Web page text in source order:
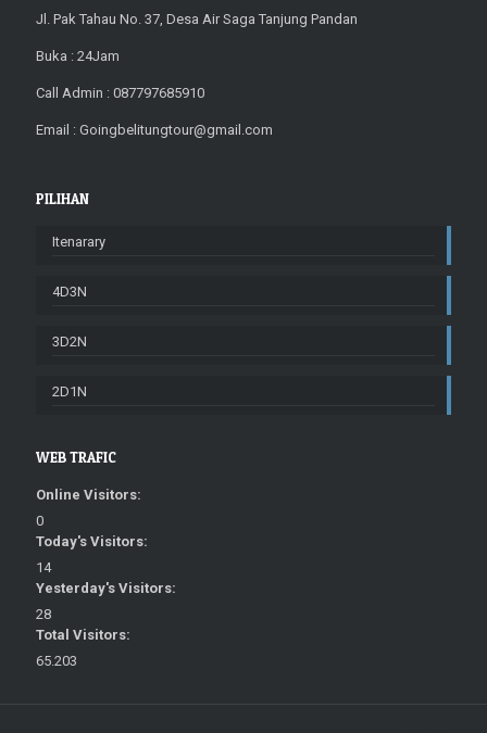
Jl. Pak Tahau No. 37, Desa Air Saga Tanjung Pandan
Buka : 24Jam
Call Admin : 087797685910
Email : Goingbelitungtour@gmail.com
PILIHAN
Itenarary
4D3N
3D2N
2D1N
WEB TRAFIC
Online Visitors:
0
Today's Visitors:
14
Yesterday's Visitors:
28
Total Visitors:
65.203